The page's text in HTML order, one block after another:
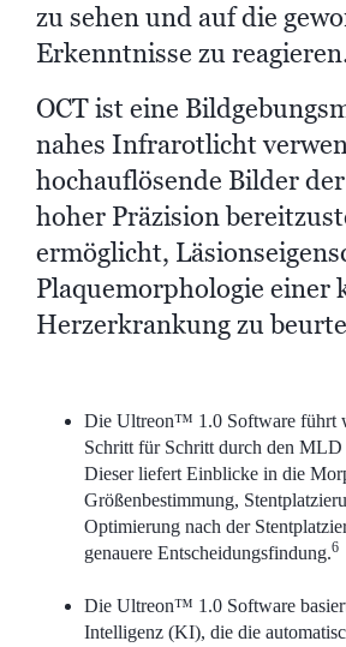
zu sehen und auf die
Erkenntnisse zu
OCT ist eine
nahes Infrarotlicht
hochauflösende Bilder
hoher Präzision
ermöglicht,
Plaquemorphologie einer
Herzerkrankung zu
Die Ultreon™ 1.0 Software führt
Schritt für Schritt durch den
Dieser liefert Einblicke in die
Größenbestimmung,
Optimierung nach der
genauere Entscheidungsfindung.6
Die Ultreon™ 1.0 Software
Intelligenz (KI), die die